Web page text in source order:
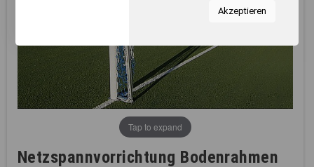
Statistiken zur Nutzung
zum Anzeigen relevanter
Inhalte. Durch Klicken auf
"Alles erlauben" stimmen Sie
dem Einsatz von Cookies und
ähnlichen Technologien zu
den vorgenannten Zwecken
zu. Durch Klicken auf
„Einstellungen“ können Sie
eine individuelle Auswahl
Akzeptieren
Tap to expand
Netzspannvorrichtung Bodenrahmen